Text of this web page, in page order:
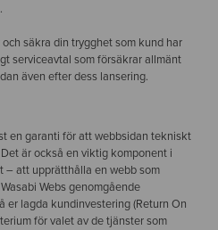
säkra din trygghet som kund har
serviceavtal som försäkrar allmänt
även efter dess lansering.
en garanti för att webbsidan tekniskt
är också en viktig komponent i
– att upprätthålla en webb som
Webs genomgående
er lagda kundinvestering (Return On
för valet av de tjänster som